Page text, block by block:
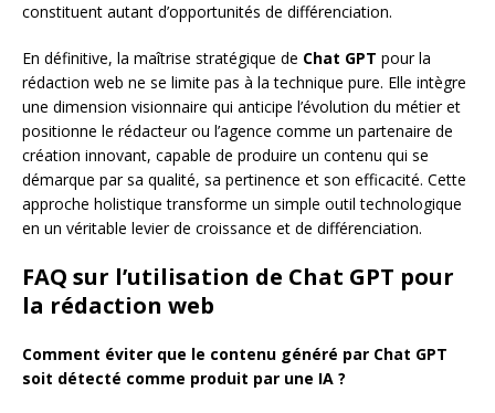
constituent autant d’opportunités de différenciation.
En définitive, la maîtrise stratégique de Chat GPT pour la
rédaction web ne se limite pas à la technique pure. Elle intègre
une dimension visionnaire qui anticipe l’évolution du métier et
positionne le rédacteur ou l’agence comme un partenaire de
création innovant, capable de produire un contenu qui se
démarque par sa qualité, sa pertinence et son efficacité. Cette
approche holistique transforme un simple outil technologique
en un véritable levier de croissance et de différenciation.
FAQ sur l’utilisation de Chat GPT pour
la rédaction web
Comment éviter que le contenu généré par Chat GPT
soit détecté comme produit par une IA ?